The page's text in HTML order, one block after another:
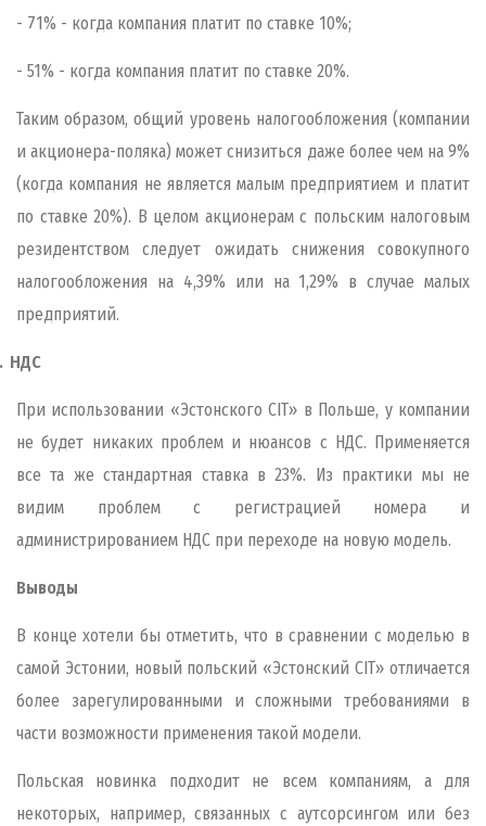
- 71% - когда компания платит по ставке 10%;
- 51% - когда компания платит по ставке 20%.
Таким образом, общий уровень налогообложения (компании
и акционера-поляка) может снизиться даже более чем на 9%
(когда компания не является малым предприятием и платит
по ставке 20%). В целом акционерам с польским налоговым
резидентством следует ожидать снижения совокупного
налогообложения на 4,39% или на 1,29% в случае малых
предприятий.
НДС
При использовании «Эстонского CIT» в Польше, у компании
не будет никаких проблем и нюансов с НДС. Применяется
все та же стандартная ставка в 23%. Из практики мы не
видим проблем с регистрацией номера и
администрированием НДС при переходе на новую модель.
Выводы
В конце хотели бы отметить, что в сравнении с моделью в
самой Эстонии, новый польский «ЭстонскийCIT» отличается
более зарегулированными и сложными требованиями в
части возможности применения такой модели.
Польская новинка подходит не всем компаниям, а для
некоторых, например, связанных с аутсорсингом или без